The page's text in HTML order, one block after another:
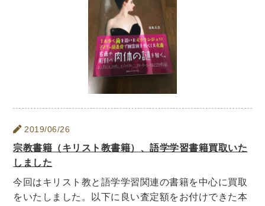
科学書・工学書・コンピュータ書籍
宇宙学・天文学 工学書 数学書
生物・バイオテクノロジー
他理工書
化学 地球科学・エコロジー
医学書・東洋医学書
歯学書・歯科衛生士 看護学書
眼科学
2019/06/26
宗教書籍（キリスト教書籍）、語学学習書籍買取いた
しました
今回はキリスト教と語学学習関連の書籍を中心に買取
をいたしました。以下に良い査定額をお付けできた本